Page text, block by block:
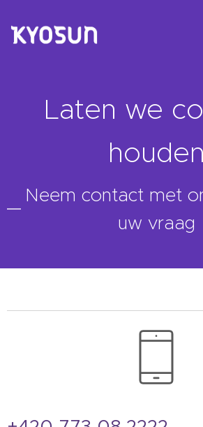
Laten we
houden
Neem contact met
uw vraag